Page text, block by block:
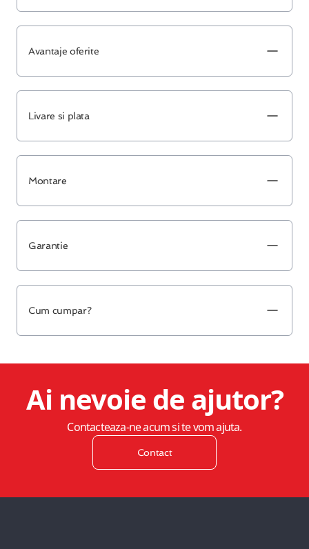
Avantaje oferite
Livare si plata
Montare
Garantie
Cum cumpar?
Ai nevoie de ajutor?
Contacteaza-ne acum si te vom ajuta.
Contact